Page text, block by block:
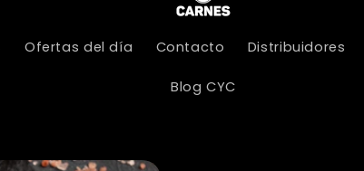
Ofertas del día Contacto Distribuidores
Blog CYC